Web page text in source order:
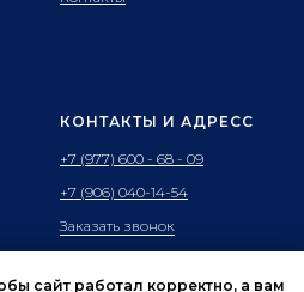
сайт работал корректно, а вам
КОНТАКТЫ И АДРЕСС
+7 (977) 600 - 68 - 09
+7 (906) 040-14-54
Заказать звонок
ул.Хлебозаводская 2к2